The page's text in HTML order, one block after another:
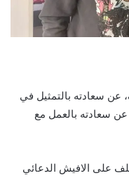
سعادته بالتمثيل في
سعادته بالعمل مع
على الافيش الدعائي